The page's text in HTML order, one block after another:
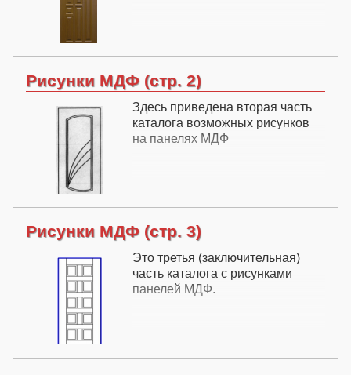
Рисунки МДФ (стр. 2)
Здесь приведена вторая часть
каталога возможных рисунков
на панелях МДФ
Рисунки МДФ (стр. 3)
Это третья (заключительная)
часть каталога с рисунками
панелей МДФ.